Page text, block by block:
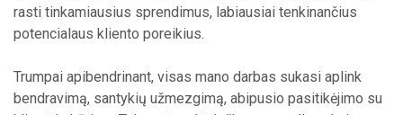
rasti tinkamiausius sprendimus, labiausiai tenkinančius
potencialaus kliento poreikius.
Trumpai apibendrinant, visas mano darbas sukasi aplink
bendravimą, santykių užmezgimą, abipusio pasitikėjimo su